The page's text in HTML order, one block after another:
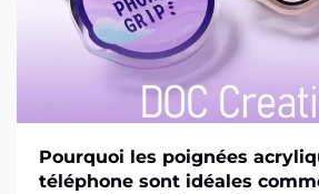
Pourquoi les poignées
téléphone sont idéales